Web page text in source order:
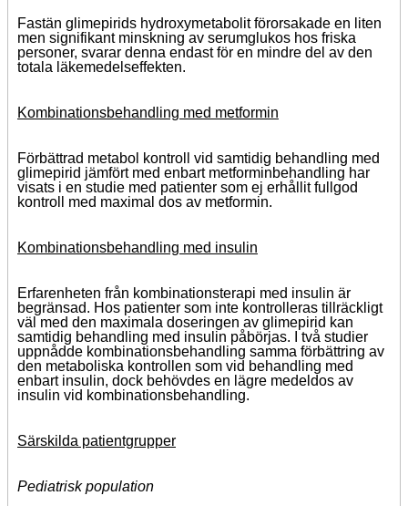
Fastän glimepirids hydroxymetabolit förorsakade en liten
men signifikant minskning av serumglukos hos friska
personer, svarar denna endast för en mindre del av den
totala läkemedelseffekten.
Kombinationsbehandling med metformin
Förbättrad metabol kontroll vid samtidig behandling med
glimepirid jämfört med enbart metforminbehandling har
visats i en studie med patienter som ej erhållit fullgod
kontroll med maximal dos av metformin.
Kombinationsbehandling med insulin
Erfarenheten från kombinationsterapi med insulin är
begränsad. Hos patienter som inte kontrolleras tillräckligt
väl med den maximala doseringen av glimepirid kan
samtidig behandling med insulin påbörjas. I två studier
uppnådde kombinationsbehandling samma förbättring av
den metaboliska kontrollen som vid behandling med
enbart insulin, dock behövdes en lägre medeldos av
insulin vid kombinationsbehandling.
Särskilda patientgrupper
Pediatrisk population